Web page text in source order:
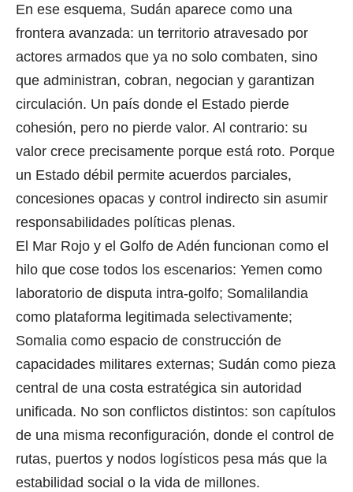
En ese esquema, Sudán aparece como una
frontera avanzada: un territorio atravesado por
actores armados que ya no solo combaten, sino
que administran, cobran, negocian y garantizan
circulación. Un país donde el Estado pierde
cohesión, pero no pierde valor. Al contrario: su
valor crece precisamente porque está roto. Porque
un Estado débil permite acuerdos parciales,
concesiones opacas y control indirecto sin asumir
responsabilidades políticas plenas.
El Mar Rojo y el Golfo de Adén funcionan como el
hilo que cose todos los escenarios: Yemen como
laboratorio de disputa intra-golfo; Somalilandia
como plataforma legitimada selectivamente;
Somalia como espacio de construcción de
capacidades militares externas; Sudán como pieza
central de una costa estratégica sin autoridad
unificada. No son conflictos distintos: son capítulos
de una misma reconfiguración, donde el control de
rutas, puertos y nodos logísticos pesa más que la
estabilidad social o la vida de millones.